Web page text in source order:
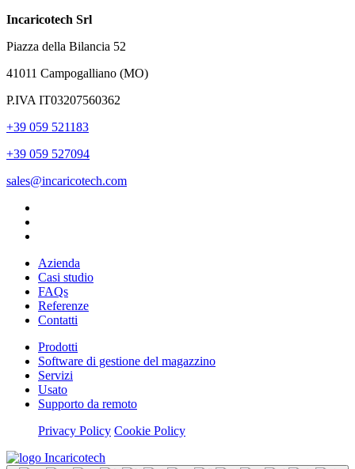
Incaricotech Srl
Piazza della Bilancia 52
41011 Campogalliano (MO)
P.IVA IT03207560362
+39 059 521183
+39 059 527094
sales@incaricotech.com
Azienda
Casi studio
FAQs
Referenze
Contatti
Prodotti
Software di gestione del magazzino
Servizi
Usato
Supporto da remoto
Privacy Policy Cookie Policy